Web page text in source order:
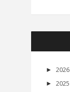
► 2026
► 2025